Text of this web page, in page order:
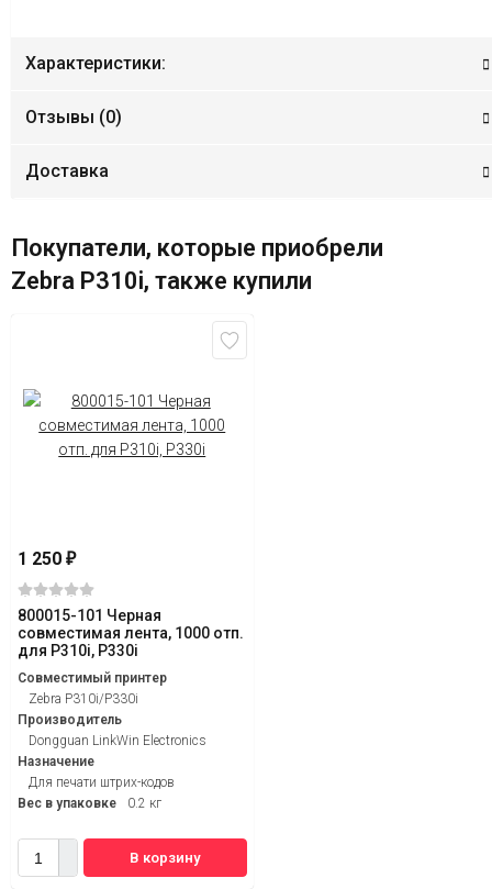
Характеристики:
Отзывы (0)
Доставка
Покупатели, которые приобрели
Zebra P310i, также купили
1 250 ₽
800015-101 Черная
совместимая лента, 1000 отп.
для P310i, P330i
Совместимый принтер
Zebra P310i/P330i
Производитель
Dongguan LinkWin Electronics
Назначение
Для печати штрих-кодов
Вес в упаковке
0.2 кг
В корзину